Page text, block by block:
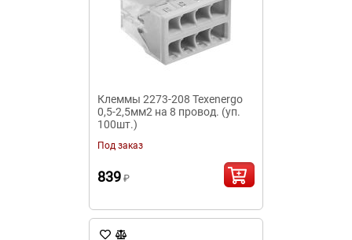
Клеммы 2273-208 Texenergo
0,5-2,5мм2 на 8 провод. (уп.
100шт.)
Под заказ
839 ₽